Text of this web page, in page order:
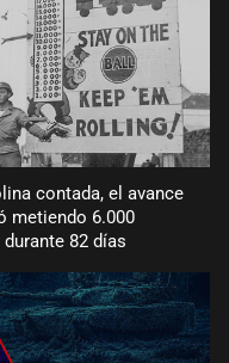
contada, el avance
metiendo 6.000
82 días